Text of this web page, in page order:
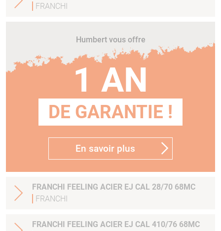
FRANCHI
Humbert vous offre
1 AN
DE GARANTIE !
En savoir plus
FRANCHI FEELING ACIER EJ CAL 28/70 68MC
FRANCHI
FRANCHI FEELING ACIER EJ CAL 410/76 68MC